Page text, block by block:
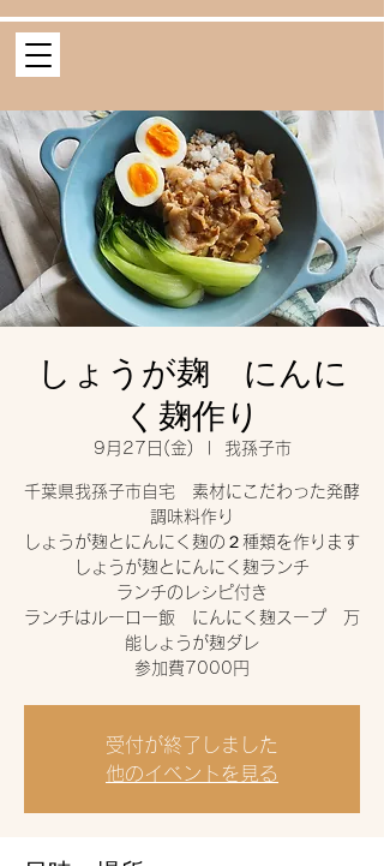
しょうが麹 にんに
く麹作り
9月27日(金) 我孫子市
千葉県我孫子市自宅 素材にこだわった発酵
調味料作り
しょうが麹とにんにく麹の２種類を作ります
しょうが麹とにんにく麹ランチ
ランチのレシピ付き
ランチはルーロー飯 にんにく麹スープ 万
能しょうが麹ダレ
受付が終了しました
他のイベントを見る